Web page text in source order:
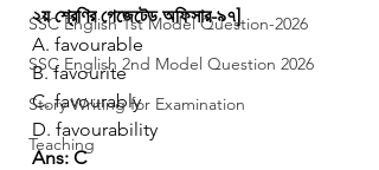
SSC English 1st Model Question-2026
SSC English 2nd Model Question 2026
Story Writing for Examination
Teaching
২য় শ্রেণির গেজেটেড অফিসার-৯৭]
A. favourable
B. favourite
C. favourably
D. favourability
Ans: C